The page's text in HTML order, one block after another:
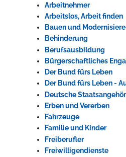
Wirtschaft
Rathaus
Service
Konzerte, Tagungen und vieles mehr
Die Stadthalle Hockenheim bietet
Arbeitnehmer
Arbeitslos, Arbeit finden
Bauen und
Behinderung
Berufsausbildung
Bürgerschaftliches
Der Bund fürs Leben
Der Bund fürs Leben -
Deutsche
Erben und Vererben
Fahrzeuge
Familie und Kinder
Freiberufler
Freiwilligendienste